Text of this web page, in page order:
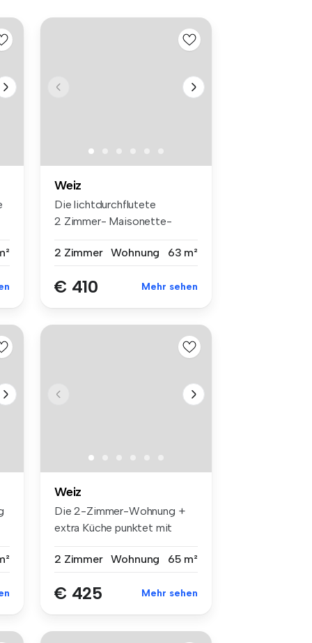
Weiz
Die lichtdurchflutete
2 Zimmer- Maisonette-
2 Zimmer
Wohnung 63 m²
€ 410 Mehr sehen
Weiz
Die 2-Zimmer-Wohnung +
extra Küche punktet mit
2 Zimmer
Wohnung 65 m²
€ 425 Mehr sehen